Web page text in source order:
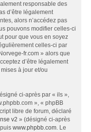
responsable des
d’être légalement
alors n’accédez pas
pouvons modifier celles-ci
pour que vous en soyez
celles-ci par
fr.com » alors que
d’être légalement
à jour et/ou
ci-après par « ils »,
», « phpBB
libre de forum, déclaré
v2 » (désigné ci-après
www.phpbb.com. Le